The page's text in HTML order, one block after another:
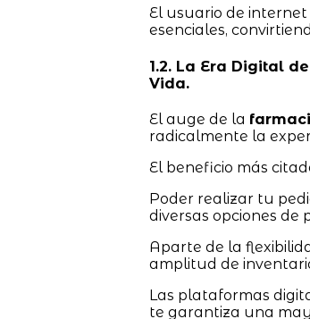
El usuario de
esenciales,
1.2. La Era Digital
Vida.
El auge de la
radicalmente la
El beneficio más
Poder realizar tu
diversas opciones de
Aparte de la
amplitud de
Las plataformas
te garantiza una